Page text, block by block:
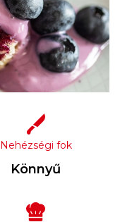
Nehézségi fok
Könnyű